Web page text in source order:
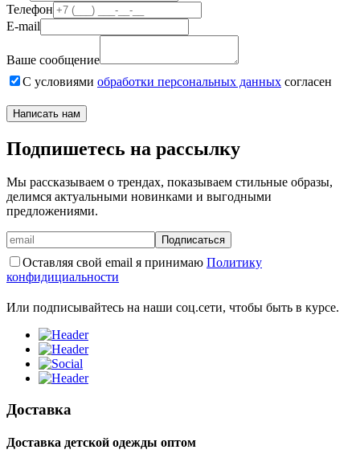
Телефон
E-mail
Ваше сообщение
С условиями обработки персональных данных согласен
Написать нам
Подпишетесь на рассылку
Мы рассказываем о трендах, показываем стильные образы,
делимся актуальными новинками и выгодными
предложениями.
Подписаться
Оставляя свой email я принимаю Политику
конфидициальности
Или подписывайтесь на наши соц.сети, чтобы быть в курсе.
Доставка
Доставка детской одежды оптом